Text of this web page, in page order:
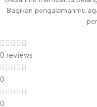
Bagikan pengalamanmu
0 reviews
0
0